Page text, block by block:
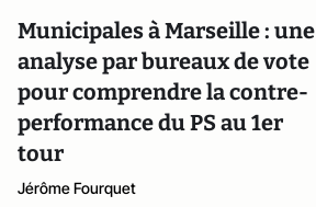
Municipales à Marseille : une
analyse par bureaux de vote
pour comprendre la contre-
performance du PS au 1er
tour
Jérôme Fourquet